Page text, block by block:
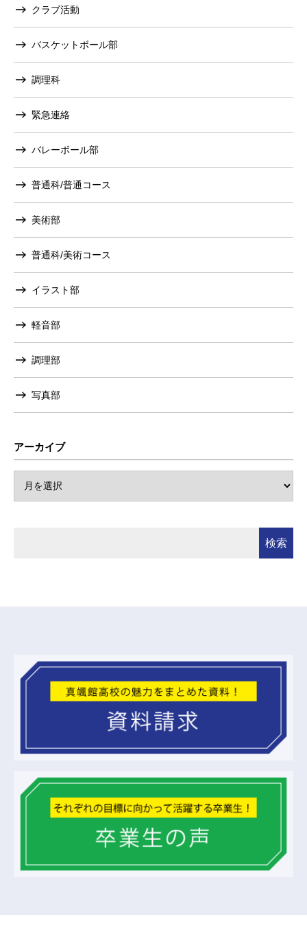
クラブ活動
バスケットボール部
調理科
緊急連絡
バレーボール部
普通科/普通コース
美術部
普通科/美術コース
イラスト部
軽音部
調理部
写真部
アーカイブ